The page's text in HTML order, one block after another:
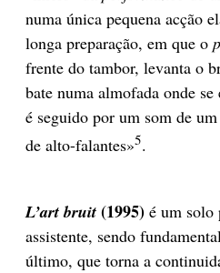
numa única pequena acção
longa preparação, em que o
frente do tambor, levanta o
bate numa almofada onde
é seguido por um som de
de alto-falantes»5.
L’art bruit (1995) é um solo
assistente, sendo
último, que torna a